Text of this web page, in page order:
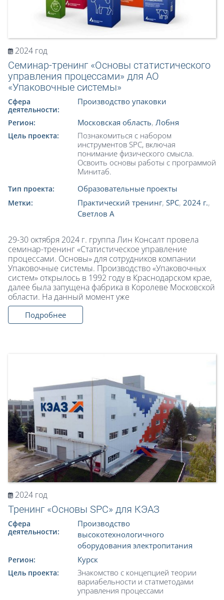
2024 год
Семинар-тренинг «Основы статистического
управления процессами» для АО
«Упаковочные системы»
Сфера
деятельности:
Производство упаковки
Регион: Московская область, Лобня
Цель проекта:
Познакомиться с набором
инструментов SPC, включая
понимание физического смысла.
Освоить основы работы с программой
Минитаб.
Тип проекта: Образовательные проекты
Метки: Практический тренинг, SPC, 2024 г.,
Светлов А
29-30 октября 2024 г. группа Лин Консалт провела
семинар-тренинг «Статистическое управление
процессами. Основы» для сотрудников компании
Упаковочные системы. Производство «Упаковочных
систем» открылось в 1992 году в Краснодарском крае,
далее была запущена фабрика в Королеве Московской
области. На данный момент уже
Подробнее
2024 год
Тренинг «Основы SPC» для КЭАЗ
Сфера
деятельности:
Производство
высокотехнологичного
оборудования электропитания
Регион: Курск
Цель проекта:
Знакомство с концепцией теории
вариабельности и статметодами
управления процессами